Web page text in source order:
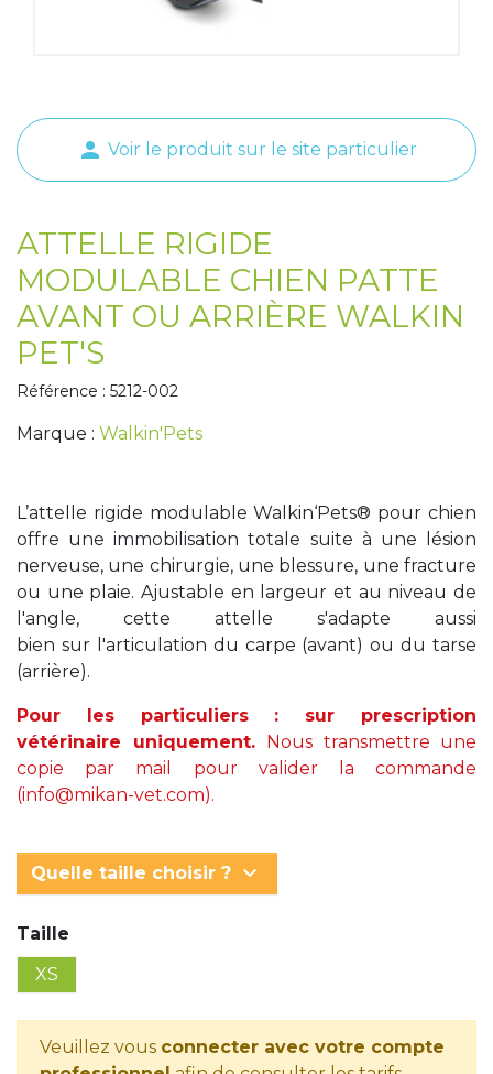
person Voir le produit sur le site particulier
ATTELLE RIGIDE
MODULABLE CHIEN PATTE
AVANT OU ARRIÈRE WALKIN
PET'S
Référence : 5212-002
Marque : Walkin'Pets
L’attelle rigide modulable Walkin‘Pets® pour chien
offre une immobilisation totale suite à une lésion
nerveuse, une chirurgie, une blessure, une fracture
ou une plaie. Ajustable en largeur et au niveau de
l'angle, cette attelle s'adapte aussi
bien sur l'articulation du carpe (avant) ou du tarse
(arrière).
Pour les particuliers : sur prescription
vétérinaire uniquement. Nous transmettre une
copie par mail pour valider la commande
(info@mikan-vet.com).
Quelle taille choisir ? keyboard_arrow_down
Taille
XS
Veuillez vous connecter avec votre compte